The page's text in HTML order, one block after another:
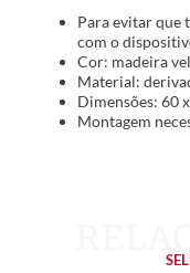
Para evitar que
com o
Cor: madeira
Material:
Dimensões: 60
Montagem